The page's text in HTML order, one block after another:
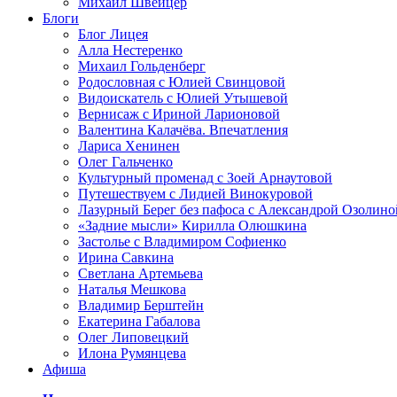
Блоги
Блог Лицея
Алла Нестеренко
Михаил Гольденберг
Родословная с Юлией Свинцовой
Видоискатель с Юлией Утышевой
Вернисаж с Ириной Ларионовой
Валентина Калачёва. Впечатления
Лариса Хенинен
Олег Гальченко
Культурный променад с Зоей Арнаутовой
Путешествуем с Лидией Винокуровой
Лазурный Берег без пафоса с Александрой
«Задние мысли» Кирилла Олюшкина
Застолье с Владимиром Софиенко
Ирина Савкина
Светлана Артемьева
Наталья Мешкова
Владимир Берштейн
Екатерина Габалова
Олег Липовецкий
Илона Румянцева
Афиша